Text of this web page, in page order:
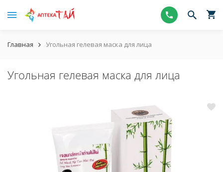
Главная Угольная гелевая маска для лица
Угольная гелевая маска для лица